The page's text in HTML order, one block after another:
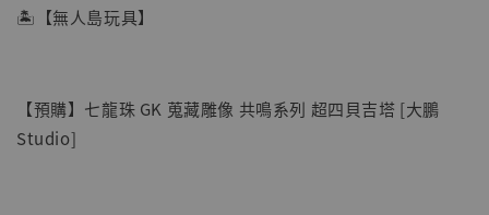
🏝【無人島玩具】
【預購】七龍珠 GK 蒐藏雕像 共鳴系列 超四貝吉塔 [大鵬
Studio]